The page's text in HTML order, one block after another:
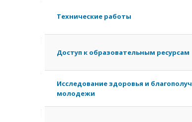
Технические работы
Доступ к образовательным ресурсам
Исследование здоровья и
молодежи